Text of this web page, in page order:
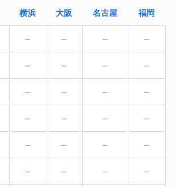
横浜 大阪 名古屋 福岡
－ － － －
－ － － －
－ － － －
－ － － －
－ － － －
－ － － －